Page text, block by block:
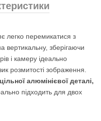
легко перемикатися з
вертикальну, зберігаючи
і камеру ідеально
розмитості зображення.
алюмінієвої деталі,
підходить для двох